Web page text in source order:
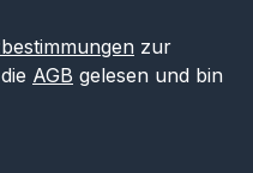
zur
AGB gelesen und bin